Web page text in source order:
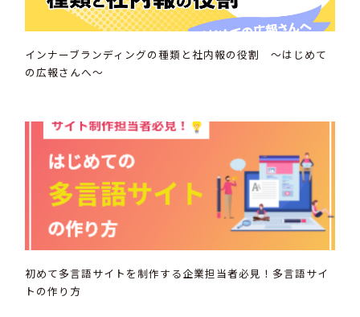
インナーブランディングの種類と社内報の役割 ～はじめて
の広報さんへ～
初めて多言語サイトを制作する企業担当者必見！多言語サイ
トの作り方